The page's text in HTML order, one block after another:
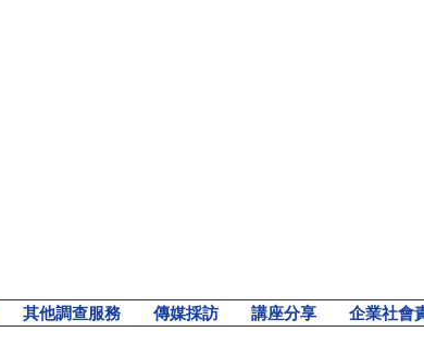
其他調查服務 傳媒採訪 講座分享 企業社會